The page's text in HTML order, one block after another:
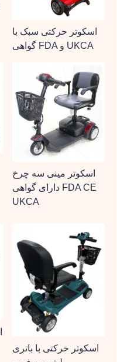
اسکوتر حرکتی سبک با
گواهی FDA و UKCA
اسکوتر مینی سه چرخ
دارای گواهی FDA CE
UKCA
اسکوتر حرکتی با باتری